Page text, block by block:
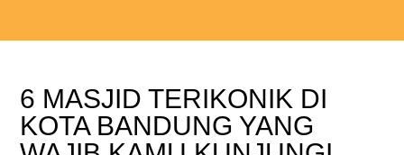
6 MASJID TERIKONIK DI
KOTA BANDUNG YANG